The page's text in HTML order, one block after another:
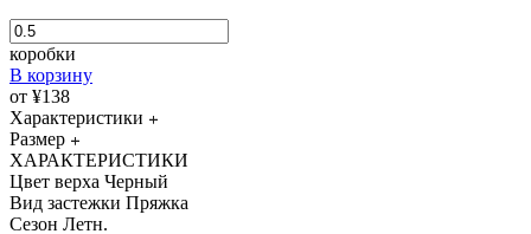
коробки
В корзину
от ¥138
Характеристики
Размер
ХАРАКТЕРИСТИКИ
Цвет верха Черный
Вид застежки Пряжка
Сезон Летн.